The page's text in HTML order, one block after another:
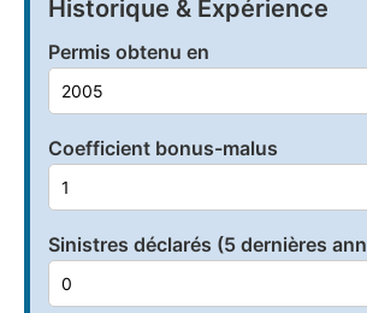
Historique & Expérience
Permis obtenu en
Coefficient bonus-malus
Sinistres déclarés (5 dernières